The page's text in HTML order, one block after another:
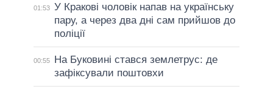
01:53 У Кракові чоловік напав на українську
пару, а через два дні сам прийшов до
поліції
00:55
На Буковині стався землетрус: де
зафіксували поштовхи